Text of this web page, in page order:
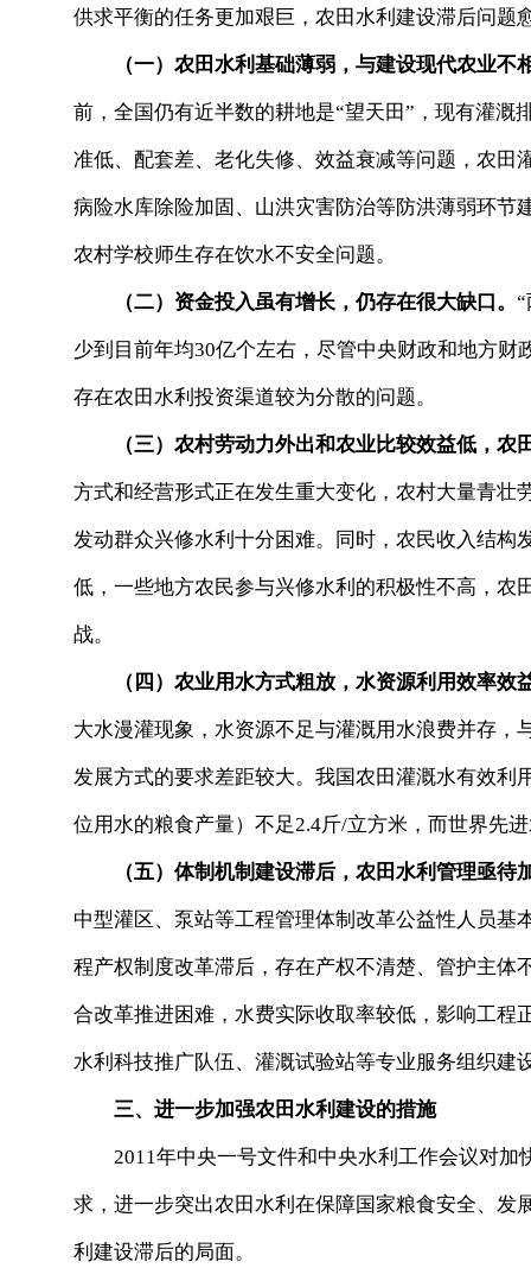
供求平衡的任务更加艰巨，农田水利建设滞后问题
（一）农田水利基础薄弱，与建设现代农业不
前，全国仍有近半数的耕地是“望天田”，现有灌溉
准低、配套差、老化失修、效益衰减等问题，农田
病险水库除险加固、山洪灾害防治等防洪薄弱环节
农村学校师生存在饮水不安全问题。
（二）资金投入虽有增长，仍存在很大缺口。
少到目前年均30亿个左右，尽管中央财政和地方
存在农田水利投资渠道较为分散的问题。
（三）农村劳动力外出和农业比较效益低，农
方式和经营形式正在发生重大变化，农村大量青
发动群众兴修水利十分困难。同时，农民收入结
低，一些地方农民参与兴修水利的积极性不高，
战。
（四）农业用水方式粗放，水资源利用效率效
大水漫灌现象，水资源不足与灌溉用水浪费并存
发展方式的要求差距较大。我国农田灌溉水有效利
位用水的粮食产量）不足2.4斤/立方米，而世界先
（五）体制机制建设滞后，农田水利管理亟待
中型灌区、泵站等工程管理体制改革公益性人员
程产权制度改革滞后，存在产权不清楚、管护主
合改革推进困难，水费实际收取率较低，影响工
水利科技推广队伍、灌溉试验站等专业服务组织建
三、进一步加强农田水利建设的措施
2011年中央一号文件和中央水利工作会议对加
求，进一步突出农田水利在保障国家粮食安全、
利建设滞后的局面。